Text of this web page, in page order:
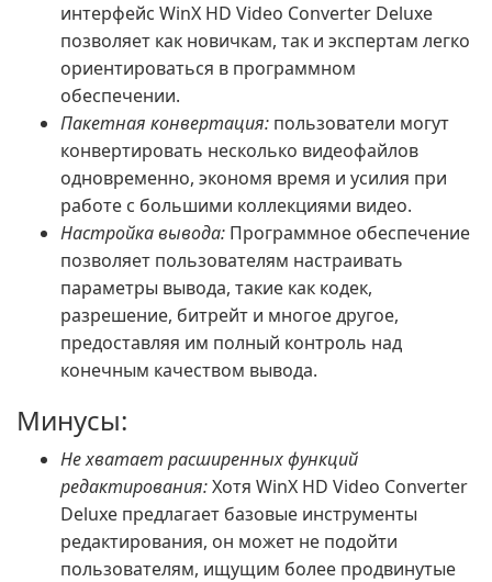
интерфейс WinX HD Video Converter Deluxe
позволяет как новичкам, так и экспертам легко
ориентироваться в программном
обеспечении.
Пакетная конвертация: пользователи могут
конвертировать несколько видеофайлов
одновременно, экономя время и усилия при
работе с большими коллекциями видео.
Настройка вывода: Программное обеспечение
позволяет пользователям настраивать
параметры вывода, такие как кодек,
разрешение, битрейт и многое другое,
предоставляя им полный контроль над
конечным качеством вывода.
Минусы:
Не хватает расширенных функций
редактирования:Хотя WinX HD Video Converter
Deluxe предлагает базовые инструменты
редактирования, он может не подойти
пользователям, ищущим более продвинутые